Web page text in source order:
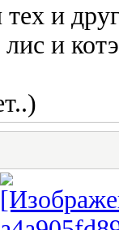
и
и